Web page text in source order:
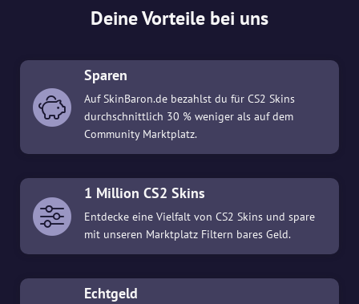
Deine Vorteile bei uns
Sparen
Auf SkinBaron.de bezahlst du für CS2 Skins
durchschnittlich 30 % weniger als auf dem
Community Marktplatz.
1 Million CS2 Skins
Entdecke eine Vielfalt von CS2 Skins und spare
mit unseren Marktplatz Filtern bares Geld.
Echtgeld